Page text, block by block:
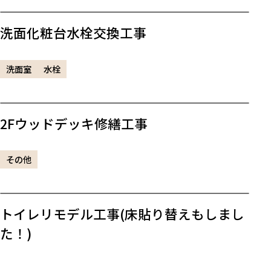
洗面化粧台水栓交換工事
洗面室 水栓
2Fウッドデッキ修繕工事
その他
トイレリモデル工事(床貼り替えもしまし
た！)